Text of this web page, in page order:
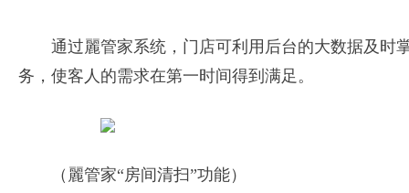
通过麗管家系统，门店可利用后台的大数据及时
务，使客人的需求在第一时间得到满足。
（麗管家“房间清扫”功能）